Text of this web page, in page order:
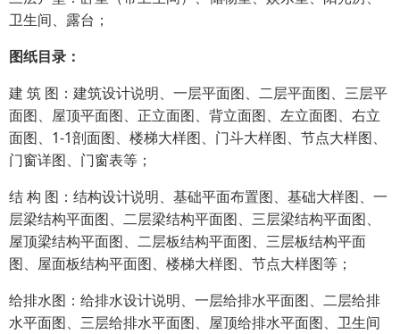
卫生间、露台；
图纸目录：
建 筑 图：建筑设计说明、一层平面图、二层平面图、三层平
面图、屋顶平面图、正立面图、背立面图、左立面图、右立
面图、1-1剖面图、楼梯大样图、门斗大样图、节点大样图、
门窗详图、门窗表等；
结 构 图：结构设计说明、基础平面布置图、基础大样图、一
层梁结构平面图、二层梁结构平面图、三层梁结构平面图、
屋顶梁结构平面图、二层板结构平面图、三层板结构平面
图、屋面板结构平面图、楼梯大样图、节点大样图等；
给排水图：给排水设计说明、一层给排水平面图、二层给排
水平面图、三层给排水平面图、屋顶给排水平面图、卫生间